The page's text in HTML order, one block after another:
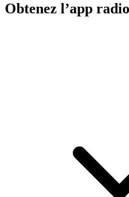
Obtenez l’app